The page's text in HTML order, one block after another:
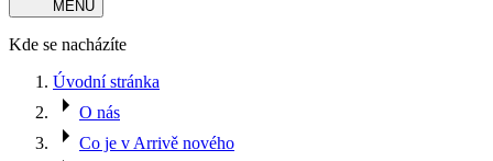
MENU
Kde se nacházíte
Úvodní stránka
O nás
Co je v Arrivě nového